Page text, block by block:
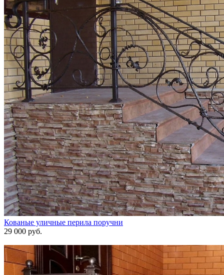
Кованые уличные перила поручни
29 000 руб.